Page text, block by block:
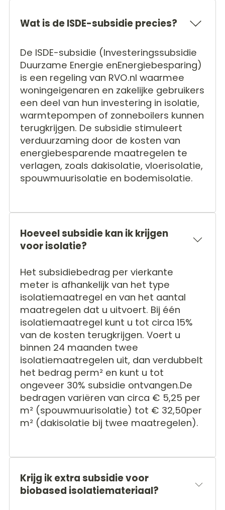
Wat is de ISDE-subsidie precies?
De ISDE-subsidie (Investeringssubsidie
Duurzame Energie enEnergiebesparing)
is een regeling van RVO.nl waarmee
woningeigenaren en zakelijke gebruikers
een deel van hun investering in isolatie,
warmtepompen of zonneboilers kunnen
terugkrijgen. De subsidie stimuleert
verduurzaming door de kosten van
energiebesparende maatregelen te
verlagen, zoals dakisolatie, vloerisolatie,
spouwmuurisolatie en bodemisolatie.
Hoeveel subsidie kan ik krijgen
voor isolatie?
Het subsidiebedrag per vierkante
meter is afhankelijk van het type
isolatiemaatregel en van het aantal
maatregelen dat u uitvoert. Bij één
isolatiemaatregel kunt u tot circa 15%
van de kosten terugkrijgen. Voert u
binnen 24 maanden twee
isolatiemaatregelen uit, dan verdubbelt
het bedrag perm² en kunt u tot
ongeveer 30% subsidie ontvangen.De
bedragen variëren van circa € 5,25 per
m² (spouwmuurisolatie) tot € 32,50per
m² (dakisolatie bij twee maatregelen).
Krijg ik extra subsidie voor
biobased isolatiemateriaal?